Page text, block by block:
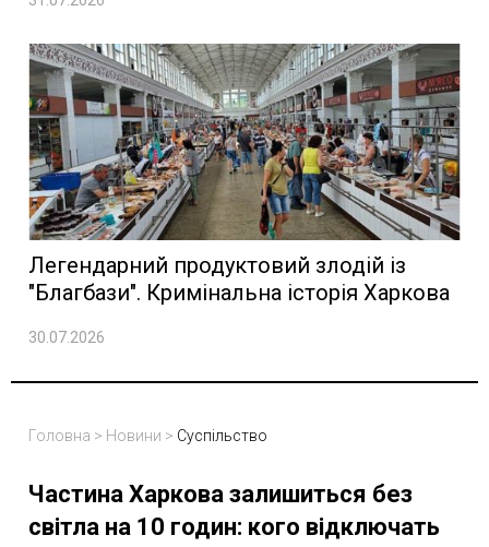
Легендарний продуктовий злодій із
"Благбази". Кримінальна історія Харкова
30.07.2026
Головна > Новини > Суспільство
Частина Харкова залишиться без
світла на 10 годин: кого відключать